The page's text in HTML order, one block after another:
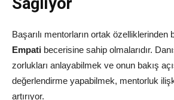
Başarılı mentorların ortak özelliklerinden
Empati becerisine sahip olmalarıdır.
zorlukları anlayabilmek ve onun bakış
değerlendirme yapabilmek, mentorluk
artırıyor.